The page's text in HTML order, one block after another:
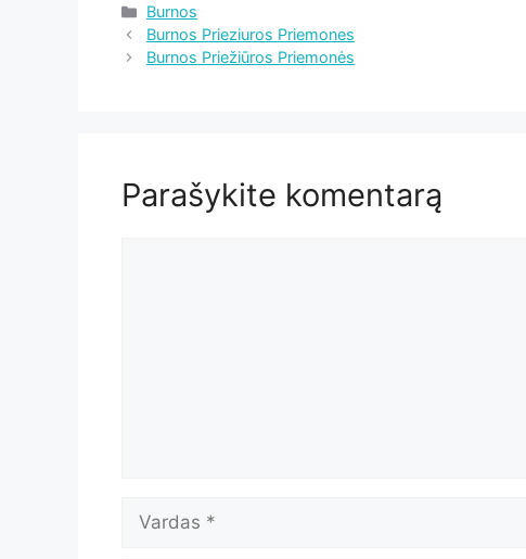
Kategorijos
Burnos
Burnos Prieziuros Priemones
Burnos Priežiūros Priemonės
Parašykite komentarą
Vardas